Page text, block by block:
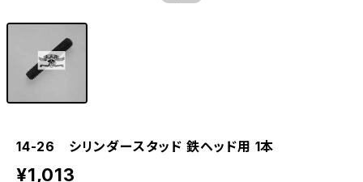
14-26 シリンダースタッド 鉄ヘッド用 1本
¥1,013